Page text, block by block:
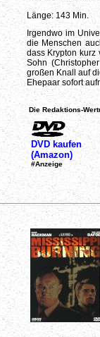
Länge: 143 Min.
Irgendwo im
die Menschen
dass Krypton kurz
Sohn
großen Knall auf
Ehepaar sofort
Die Redaktions-
DVD kaufen
(Amazon)
#Anzeige